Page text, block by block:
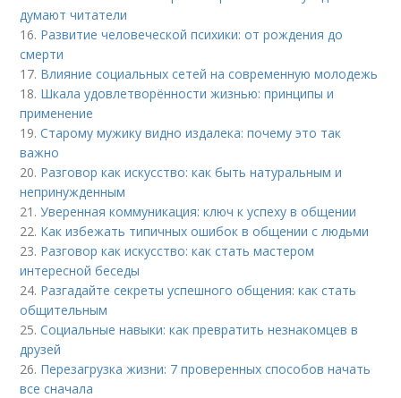
думают читатели
16. Развитие человеческой психики: от рождения до
смерти
17. Влияние социальных сетей на современную молодежь
18. Шкала удовлетворённости жизнью: принципы и
применение
19.Старому мужику видно издалека: почему это так
важно
20. Разговор как искусство: как быть натуральным и
непринужденным
21.Уверенная коммуникация: ключ к успеху в общении
22. Как избежать типичных ошибок в общении с людьми
23. Разговор как искусство: как стать мастером
интересной беседы
24. Разгадайте секреты успешного общения: как стать
общительным
25.Социальные навыки: как превратить незнакомцев в
друзей
26. Перезагрузка жизни: 7 проверенных способов начать
все сначала